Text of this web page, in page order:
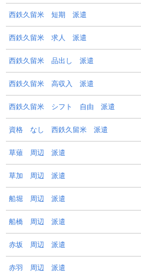
西鉄久留米 短期 派遣
西鉄久留米 求人 派遣
西鉄久留米 品出し 派遣
西鉄久留米 高収入 派遣
西鉄久留米 シフト 自由 派遣
資格 なし 西鉄久留米 派遣
草薙 周辺 派遣
草加 周辺 派遣
船堀 周辺 派遣
船橋 周辺 派遣
赤坂 周辺 派遣
赤羽 周辺 派遣